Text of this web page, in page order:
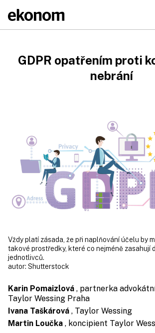
GDPR opatřením proti
nebrání
Vždy platí zásada, že při naplňování účelu by
takové prostředky, které co nejméně zasahují
jednotlivců.
autor: Shutterstock
Karin Pomaizlová , partnerka
Taylor Wessing Praha
Ivana Taškárová , Taylor Wessing
Martin Loučka , koncipient Taylor